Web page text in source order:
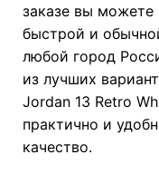
заказе вы можете
быстрой и
любой город
из лучших
Jordan 13 Retro
практично и
качество.